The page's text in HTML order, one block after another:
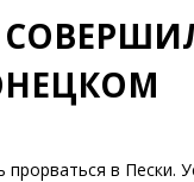
в Пески.